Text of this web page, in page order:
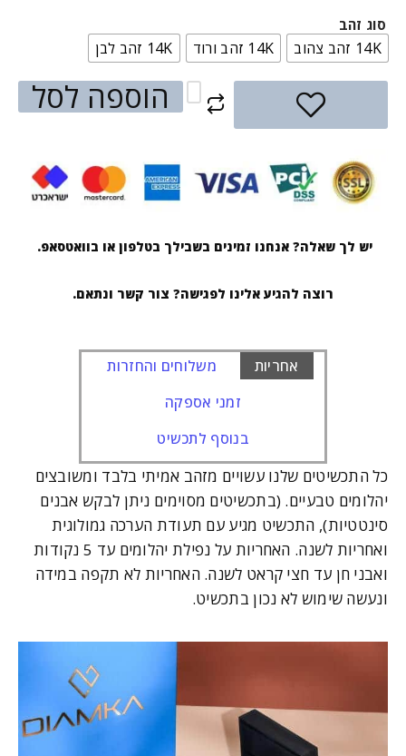
סוג זהב
14K זהב צהוב 14K זהב ורוד 14K זהב לבן
הוספה לסל
יש לך שאלה? אנחנו זמינים בשבילך בטלפון או בוואטסאפ.
רוצה להגיע אלינו לפגישה? צור קשר ונתאם.
אחריות
משלוחים והחזרות
זמני אספקה
בנוסף לתכשיט
כל התכשיטים שלנו עשויים מזהב אמיתי בלבד ומשובצים
יהלומים טבעיים. (בתכשיטים מסוימים ניתן לבקש אבנים
סינטטיות), התכשיט מגיע עם תעודת הערכה גמולוגית
ואחריות לשנה. האחריות על נפילת יהלומים עד 5 נקודות
ואבני חן עד חצי קראט לשנה. האחריות לא תקפה במידה
ונעשה שימוש לא נכון בתכשיט.